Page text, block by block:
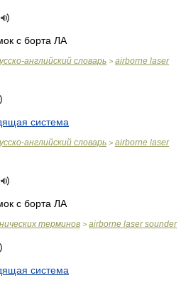
с борта ЛА
английский словарь > airborne laser
система
английский словарь > airborne laser
с борта ЛА
терминов > airborne laser sounder
система